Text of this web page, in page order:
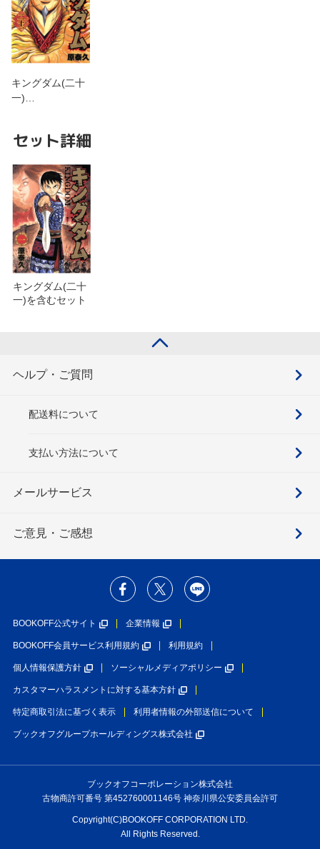
キングダム(二十
一)…
セット詳細
キングダム(二十
一)を含むセット
ヘルプ・ご質問
配送料について
支払い方法について
メールサービス
ご意見・ご感想
BOOKOFF公式サイト 企業情報
BOOKOFF会員サービス利用規約 利用規約
個人情報保護方針 ソーシャルメディアポリシー
カスタマーハラスメントに対する基本方針
特定商取引法に基づく表示 利用者情報の外部送信について
ブックオフグループホールディングス株式会社
ブックオフコーポレーション株式会社
古物商許可番号 第452760001146号 神奈川県公安委員会許可
Copyright(C)BOOKOFF CORPORATION LTD.
All Rights Reserved.